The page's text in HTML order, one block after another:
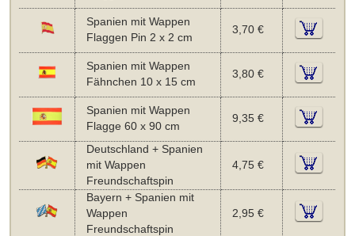
Spanien mit Wappen
Flaggen Pin 2 x 2 cm
3,70 €
Spanien mit Wappen
Fähnchen 10 x 15 cm
3,80 €
Spanien mit Wappen
Flagge 60 x 90 cm
9,35 €
Deutschland + Spanien
mit Wappen
Freundschaftspin
4,75 €
Bayern + Spanien mit
Wappen
Freundschaftspin
2,95 €